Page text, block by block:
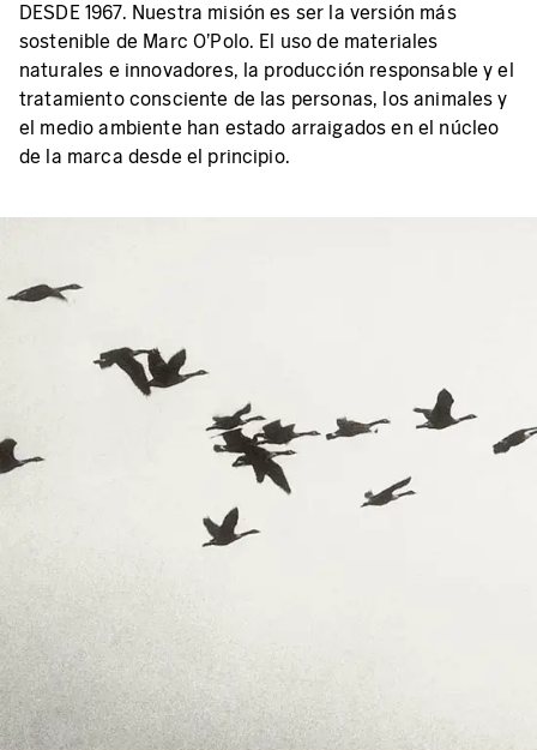
DESDE 1967. Nuestra misión es ser la versión más
sostenible de Marc O'Polo. El uso de materiales
naturales e innovadores, la producción responsable y el
tratamiento consciente de las personas, los animales y
el medio ambiente han estado arraigados en el núcleo
de la marca desde el principio.